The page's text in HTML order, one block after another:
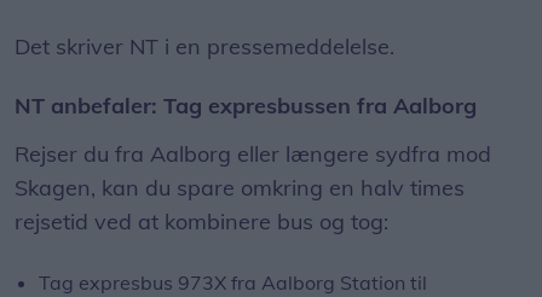
Det skriver NT i en pressemeddelelse.
NT anbefaler: Tag expresbussen fra Aalborg
Rejser du fra Aalborg eller længere sydfra mod
Skagen, kan du spare omkring en halv times
rejsetid ved at kombinere bus og tog:
Tag expresbus 973X fra Aalborg Station til